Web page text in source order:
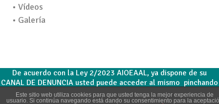
• Vídeos
• Galería
De acuerdo con la Ley 2/2023 AIOEAAL, ya dispone de su
CANAL DE DENUNCIA usted puede acceder al mismo pinchando
aquí AIOEAAL.CANALDENUNCIA
Este sitio web utiliza cookies para que usted tenga la mejor experiencia de
usuario. Si continúa navegando está dando su consentimiento para la